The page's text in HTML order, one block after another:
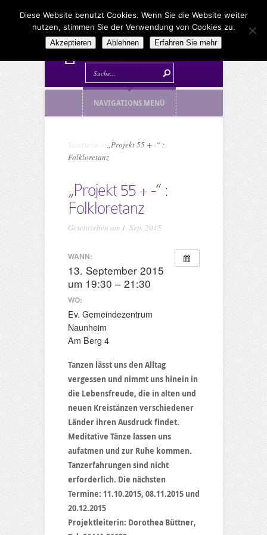
NAVIGATIONS MENÜ
Startseite
„Projekt 55 + -“ :
Folkloretanz
„Projekt 55 + -“ :
Folkloretanz
Geschrieben am 1. Sep. 2015
WANN:
13. September 2015
um 19:30 – 21:30
WO:
Ev. Gemeindezentrum
Naunheim
Am Berg 4
Tanzen lässt uns den Alltag
vergessen und nimmt uns hinein in
die Lebensfreude, die in alten und
neuen Kreistänzen verschiedener
Länder ihren Ausdruck findet.
Meditative Tänze lassen uns
aufatmen und zur Ruhe kommen.
Tanzerfahrungen sind nicht
erforderlich. Die nächsten
Termine: 11.10.2015, 08.11.2015 und
20.12.2015
Projektleiterin: Dorothea Büttner,
Diese Website benutzt Cookies. Wenn Sie die Website weiter
nutzen, stimmen Sie der Verwendung von Cookies zu.
Akzeptieren Ablehnen Erfahren Sie mehr